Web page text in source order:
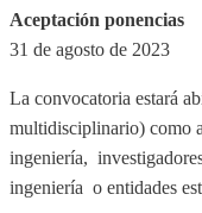
Aceptación ponencias
31 de agosto de 2023
La convocatoria estará
multidisciplinario) como
ingeniería,
ingeniería o entidades